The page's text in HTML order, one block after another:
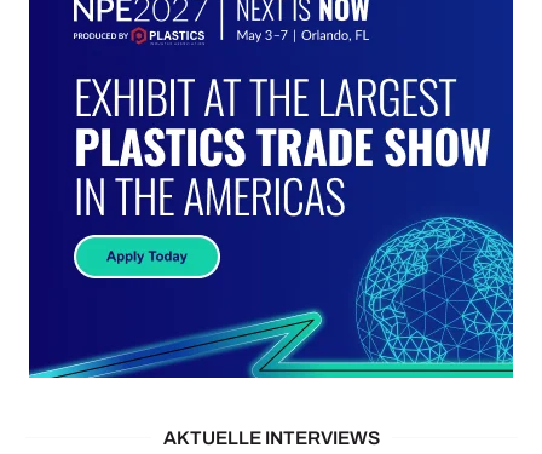
AKTUELLE INTERVIEWS